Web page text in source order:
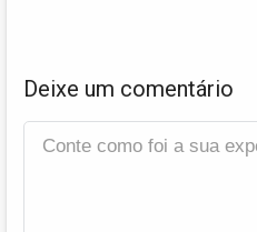
Deixe um comentário